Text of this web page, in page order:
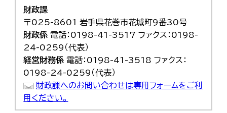
財政課
〒025-8601 岩手県花巻市花城町9番30号
財政係 電話：0198-41-3517 ファクス：0198-
24-0259（代表）
経営財務係 電話：0198-41-3518 ファクス：
0198-24-0259（代表）
財政課へのお問い合わせは専用フォームをご利
用ください。